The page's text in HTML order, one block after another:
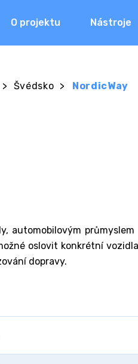
O projektu Nástroje
> Švédsko > NordicWay
automobilovým
oslovit konkrétní
dopravy.